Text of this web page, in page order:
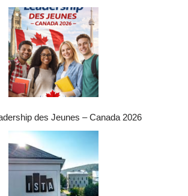
des Jeunes – Canada 2026